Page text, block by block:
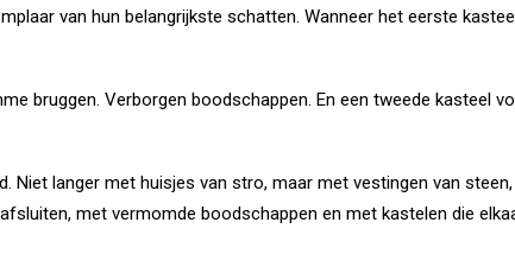
van hun belangrijkste schatten. Wanneer het eerste
bruggen. Verborgen boodschappen. En een tweede kasteel
Niet langer met huisjes van stro, maar met vestingen van
met vermomde boodschappen en met kastelen die